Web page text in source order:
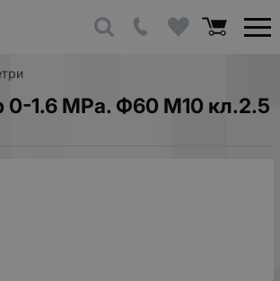
1.6 MPa. Ф60 M10 кл.2.5